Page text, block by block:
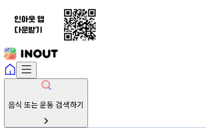
음식 또는 운동 검색하기